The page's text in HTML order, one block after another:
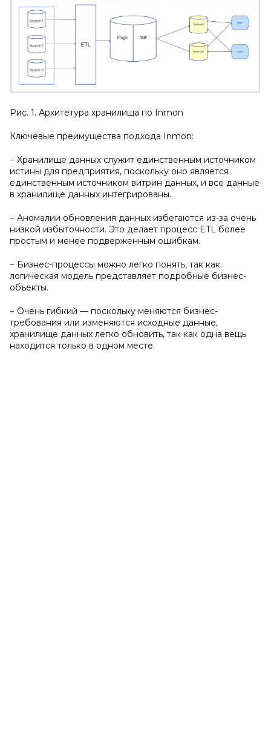
Рис. 1. Архитетура хранилища по Inmon
Ключевые преимущества подхода Inmon:
− Хранилище данных служит единственным источником
истины для предприятия, поскольку оно является
единственным источником витрин данных, и все данные
в хранилище данных интегрированы.
− Аномалии обновления данных избегаются из-за очень
низкой избыточности. Это делает процесс ETL более
простым и менее подверженным ошибкам.
− Бизнес-процессы можно легко понять, так как
логическая модель представляет подробные бизнес-
объекты.
− Очень гибкий — поскольку меняются бизнес-
требования или изменяются исходные данные,
хранилище данных легко обновить, так как одна вещь
находится только в одном месте.